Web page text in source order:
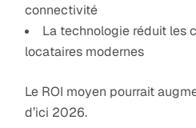
connectivité
La technologie réduit les
locataires modernes
Le ROI moyen pourrait
d’ici 2026.